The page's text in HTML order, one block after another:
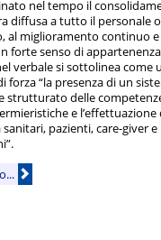
nel tempo il
diffusa a tutto il personale
al miglioramento continuo e
forte senso di
verbale si sottolinea come
forza “la presenza di un
strutturato delle
e l’effettuazione
pazienti, care-giver e